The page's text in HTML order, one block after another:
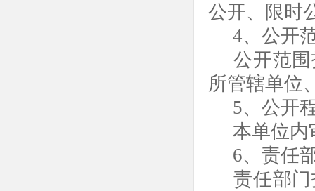
公开、限时
4、公开
公开范
所管辖单位
5、公开
本单位内
6、责任
责任部